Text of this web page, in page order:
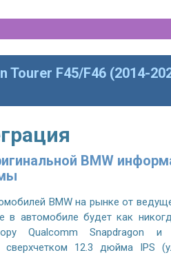
Tourer F45/F46 (2014-
BMW
BMW на рынке от
в автомобиле будет как
Qualcomm Snapdragon и
12.3 дюйма IPS